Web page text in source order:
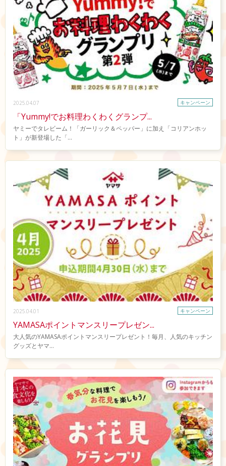
2025.04.07 キャンペーン
「Yummy!でお料理わくわくグランプ...
ヤミーでタレビーム！「ガーリック＆ペッパー」に加え「コリアンホッ
ト」が新登場した「...
2025.04.01 キャンペーン
YAMASAポイントマンスリープレゼン...
大人気のYAMASAポイントマンスリープレゼント！毎月、人気のキッチン
グッズとヤマ...